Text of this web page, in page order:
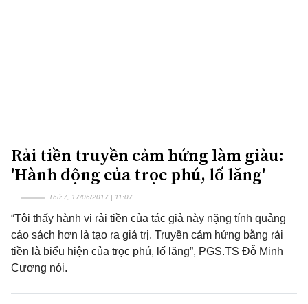
Rải tiền truyền cảm hứng làm giàu:
'Hành động của trọc phú, lố lăng'
Thứ 7, 17/06/2017 | 11:07
“Tôi thấy hành vi rải tiền của tác giả này nặng tính quảng
cáo sách hơn là tạo ra giá trị. Truyền cảm hứng bằng rải
tiền là biểu hiện của trọc phú, lố lăng”, PGS.TS Đỗ Minh
Cương nói.